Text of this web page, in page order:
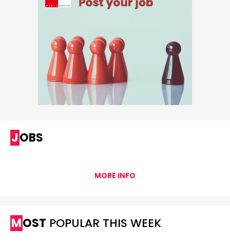
JOBS
MORE INFO
MOST POPULAR THIS WEEK